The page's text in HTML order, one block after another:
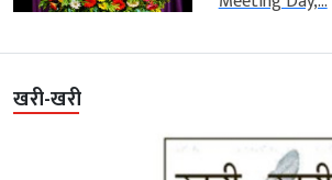
खरी-खरी